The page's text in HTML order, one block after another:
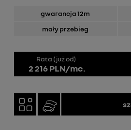
gwarancja 12m
mały przebieg
Rata (już od)
2 216 PLN/mc.